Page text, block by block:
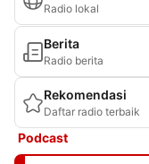
Radio lokal
Berita
Radio berita
Rekomendasi
Daftar radio terbaik
Podcast